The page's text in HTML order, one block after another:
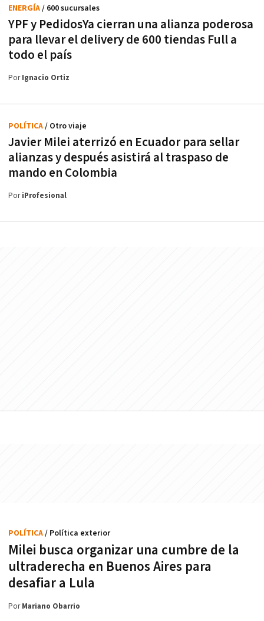
YPF y PedidosYa cierran una alianza poderosa
para llevar el delivery de 600 tiendas Full a
todo el país
ENERGÍA/ 600 sucursales
PorIgnacio Ortiz
Javier Milei aterrizó en Ecuador para sellar
alianzas y después asistirá al traspaso de
mando en Colombia
POLÍTICA/ Otro viaje
PoriProfesional
Milei busca organizar una cumbre de la
ultraderecha en Buenos Aires para
desafiar a Lula
POLÍTICA/ Política exterior
PorMariano Obarrio